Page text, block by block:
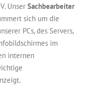
Unser Sachbearbeiter
sich um die
PCs, des Servers,
im
internen